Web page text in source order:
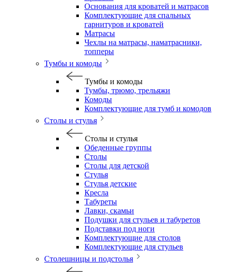
Основания для кроватей и матрасов
Комплектующие для спальных
гарнитуров и кроватей
Матрасы
Чехлы на матрасы, наматрасники,
топперы
Тумбы и комоды
Тумбы и комоды
Тумбы, трюмо, трельяжи
Комоды
Комплектующие для тумб и комодов
Столы и стулья
Столы и стулья
Обеденные группы
Столы
Столы для детской
Стулья
Стулья детские
Кресла
Табуреты
Лавки, скамьи
Подушки для стульев и табуретов
Подставки под ноги
Комплектующие для столов
Комплектующие для стульев
Столешницы и подстолья